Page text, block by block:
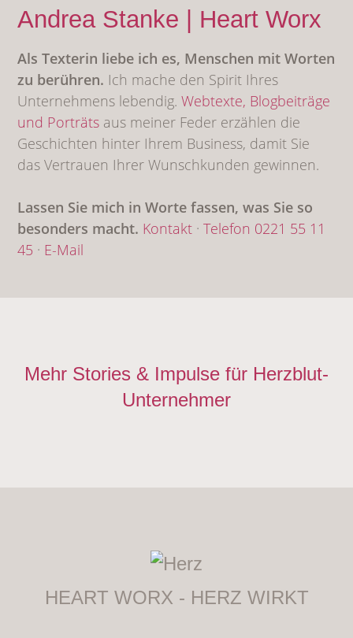
Andrea Stanke | Heart Worx
Als Texterin liebe ich es, Menschen mit Worten
zu berühren. Ich mache den Spirit Ihres
Unternehmens lebendig.Webtexte, Blogbeiträge
und Porträts aus meiner Feder erzählen die
Geschichten hinter Ihrem Business, damit Sie
das Vertrauen Ihrer Wunschkunden gewinnen.
Lassen Sie mich in Worte fassen, was Sie so
besonders macht. Kontakt ·Telefon 0221 55 11
45 · E-Mail
Mehr Stories & Impulse für Herzblut-
Unternehmer
HEART WORX - HERZ WIRKT